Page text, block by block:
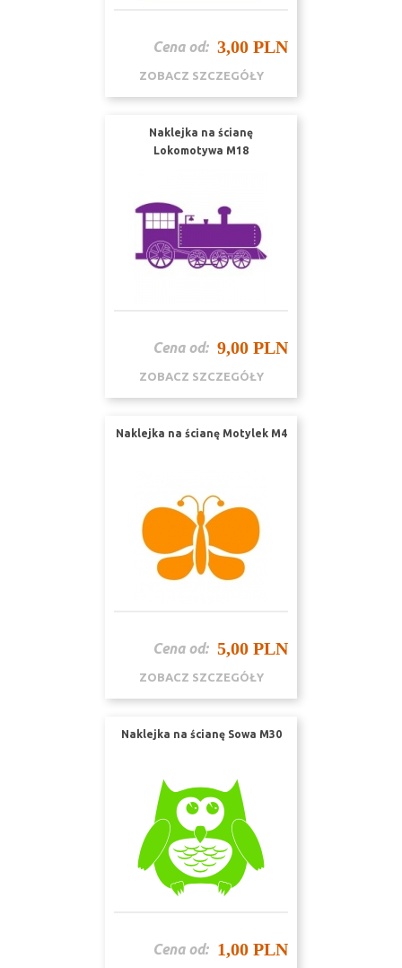
Cena od: 3,00 PLN
ZOBACZ SZCZEGÓŁY
Naklejka na ścianę
Lokomotywa M18
Cena od: 9,00 PLN
ZOBACZ SZCZEGÓŁY
Naklejka na ścianę Motylek M4
Cena od: 5,00 PLN
ZOBACZ SZCZEGÓŁY
Naklejka na ścianę Sowa M30
Cena od: 1,00 PLN